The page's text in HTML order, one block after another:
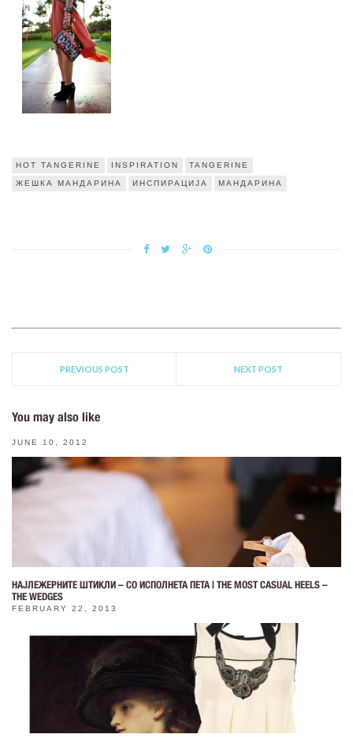
HOT TANGERINE INSPIRATION TANGERINE
ЖЕШКА МАНДАРИНА ИНСПИРАЦИЈА МАНДАРИНА
PREVIOUS POST NEXT POST
You may also like
JUNE 10, 2012
НАЈЛЕЖЕРНИТЕ ШТИКЛИ – СО ИСПОЛНЕТА ПЕТА | THE MOST CASUAL HEELS –
THE WEDGES
FEBRUARY 22, 2013